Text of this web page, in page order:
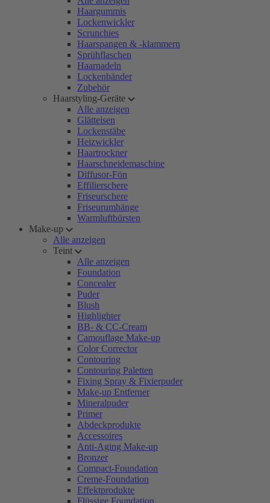
Haargummis
Lockenwickler
Scrunchies
Haarspangen & -klammern
Sprühflaschen
Haarnadeln
Lockenbänder
Zubehör
Haarstyling-Geräte
Alle anzeigen
Glätteisen
Lockenstäbe
Heizwickler
Haartrockner
Haarschneidemaschine
Diffusor-Fön
Effilierschere
Friseurschere
Friseurumhänge
Warmluftbürsten
Make-up
Alle anzeigen
Teint
Alle anzeigen
Foundation
Concealer
Puder
Blush
Highlighter
BB- & CC-Cream
Camouflage Make-up
Color Corrector
Contouring
Contouring Paletten
Fixing Spray & Fixierpuder
Make-up Entferner
Mineralpuder
Primer
Abdeckprodukte
Accessoires
Anti-Aging Make-up
Bronzer
Compact-Foundation
Creme-Foundation
Effektprodukte
Flüssige Foundation